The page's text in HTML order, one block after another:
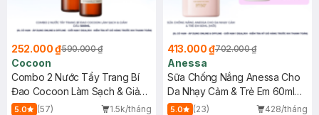
252.000 ₫590.000 ₫
Cocoon
Combo 2 Nước Tẩy Trang Bí
Đao Cocoon Làm Sạch & Giảm
Dầu 500ml
5.0 (57)
1.5k/tháng
413.000 ₫702.000 ₫
Anessa
Sữa Chống Nắng Anessa Cho
Da Nhạy Cảm & Trẻ Em 60ml
(Mới)
5.0 (23)
428/tháng